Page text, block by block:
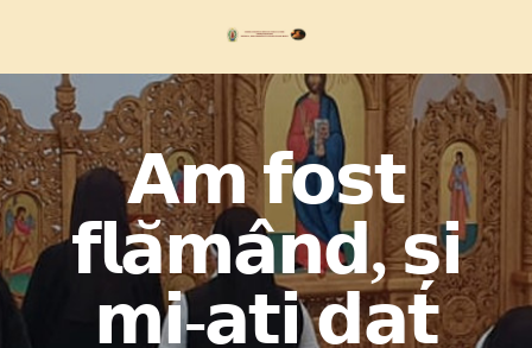
content
𝗔𝗺 𝗳𝗼𝘀𝘁
𝗳𝗹𝗮̆𝗺𝗮̂𝗻𝗱, 𝘀̦𝗶
𝗺𝗶-𝗮𝘁̦𝗶 𝗱𝗮𝘁